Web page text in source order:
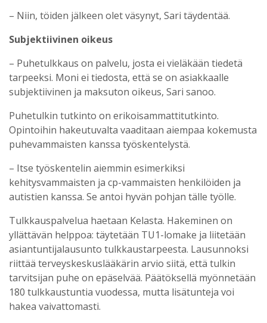
– Niin, töiden jälkeen olet väsynyt, Sari täydentää.
Subjektiivinen oikeus
– Puhetulkkaus on palvelu, josta ei vieläkään tiedetä
tarpeeksi. Moni ei tiedosta, että se on asiakkaalle
subjektiivinen ja maksuton oikeus, Sari sanoo.
Puhetulkin tutkinto on erikoisammattitutkinto.
Opintoihin hakeutuvalta vaaditaan aiempaa kokemusta
puhevammaisten kanssa työskentelystä.
– Itse työskentelin aiemmin esimerkiksi
kehitysvammaisten ja cp-vammaisten henkilöiden ja
autistien kanssa. Se antoi hyvän pohjan tälle työlle.
Tulkkauspalvelua haetaan Kelasta. Hakeminen on
yllättävän helppoa: täytetään TU1-lomake ja liitetään
asiantuntijalausunto tulkkaustarpeesta. Lausunnoksi
riittää terveyskeskuslääkärin arvio siitä, että tulkin
tarvitsijan puhe on epäselvää. Päätöksellä myönnetään
180 tulkkaustuntia vuodessa, mutta lisätunteja voi
hakea vaivattomasti.